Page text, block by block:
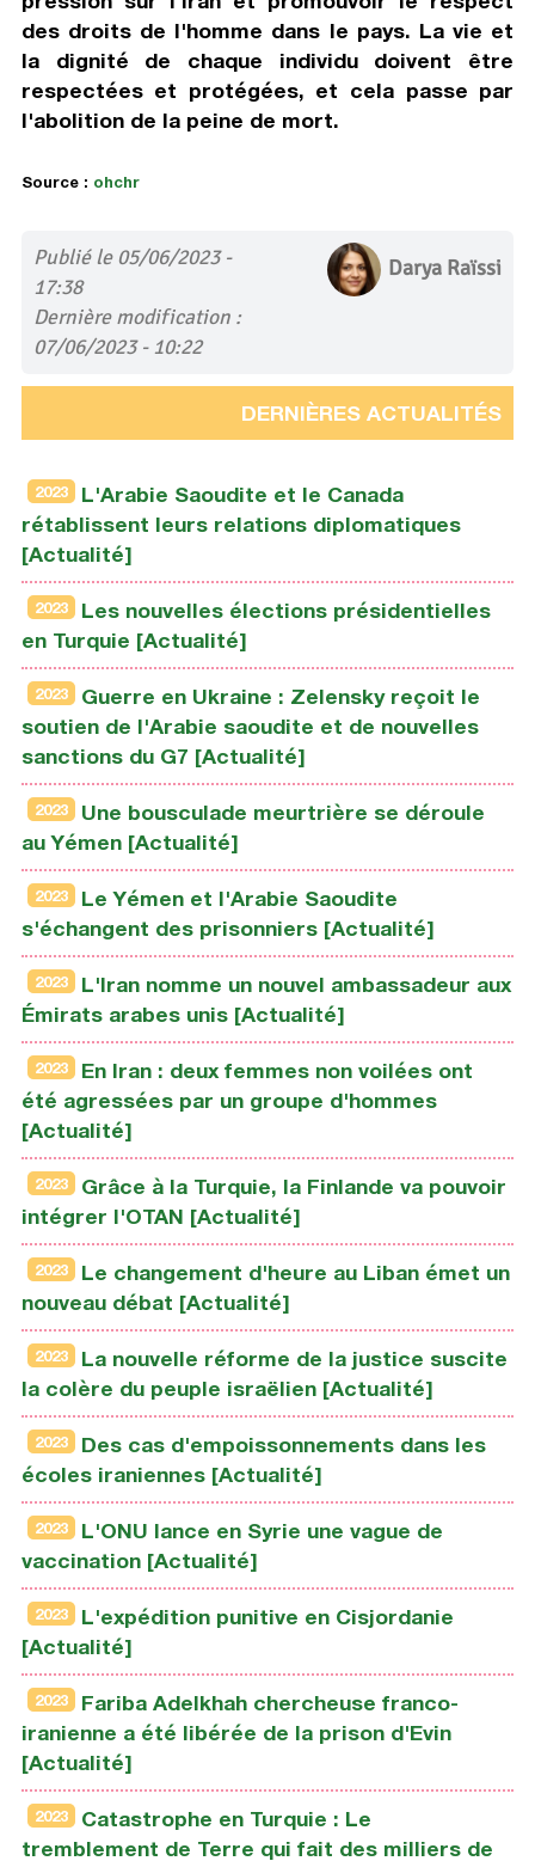
des droits de l'homme dans le pays. La vie et
la dignité de chaque individu doivent être
respectées et protégées, et cela passe par
l'abolition de la peine de mort.
Source : ohchr
Publié le 05/06/2023 -
17:38
Dernière modification :
07/06/2023 - 10:22
Darya Raïssi
DERNIÈRES ACTUALITÉS
2023
L'Arabie Saoudite et le Canada
rétablissent leurs relations diplomatiques
[Actualité]
2023
Les nouvelles élections présidentielles
en Turquie [Actualité]
2023
Guerre en Ukraine : Zelensky reçoit le
soutien de l'Arabie saoudite et de nouvelles
sanctions du G7 [Actualité]
2023
Une bousculade meurtrière se déroule
au Yémen [Actualité]
2023
Le Yémen et l'Arabie Saoudite
s'échangent des prisonniers [Actualité]
2023
L'Iran nomme un nouvel ambassadeur aux
Émirats arabes unis [Actualité]
2023
En Iran : deux femmes non voilées ont
été agressées par un groupe d'hommes
[Actualité]
2023
Grâce à la Turquie, la Finlande va pouvoir
intégrer l'OTAN [Actualité]
2023
Le changement d'heure au Liban émet un
nouveau débat [Actualité]
2023
La nouvelle réforme de la justice suscite
la colère du peuple israëlien [Actualité]
2023
Des cas d'empoissonnements dans les
écoles iraniennes [Actualité]
2023
L'ONU lance en Syrie une vague de
vaccination [Actualité]
2023
L'expédition punitive en Cisjordanie
[Actualité]
2023
Fariba Adelkhah chercheuse franco-
iranienne a été libérée de la prison d'Evin
[Actualité]
2023
Catastrophe en Turquie : Le
tremblement de Terre qui fait des milliers de